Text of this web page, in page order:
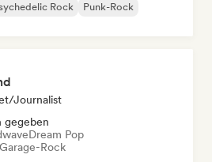
Rock Punk-Rock
Journalist
gegeben
Dream Pop
Garage-Rock